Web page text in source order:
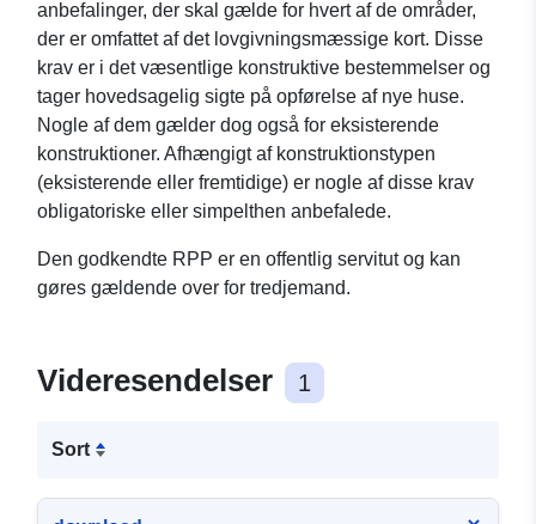
anbefalinger, der skal gælde for hvert af de områder,
der er omfattet af det lovgivningsmæssige kort. Disse
krav er i det væsentlige konstruktive bestemmelser og
tager hovedsagelig sigte på opførelse af nye huse.
Nogle af dem gælder dog også for eksisterende
konstruktioner. Afhængigt af konstruktionstypen
(eksisterende eller fremtidige) er nogle af disse krav
obligatoriske eller simpelthen anbefalede.
Den godkendte RPP er en offentlig servitut og kan
gøres gældende over for tredjemand.
Videresendelser 1
Sort